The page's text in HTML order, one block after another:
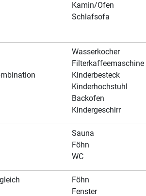
Kamin/Ofen
Schlafsofa
Wasserkocher
Filterkaffeemaschine
Kinderbesteck
Kinderhochstuhl
Backofen
Kindergeschirr
Sauna
Föhn
WC
Föhn
Fenster